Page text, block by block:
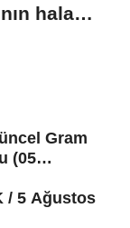
hala
Gram
(05
/ 5 Ağustos